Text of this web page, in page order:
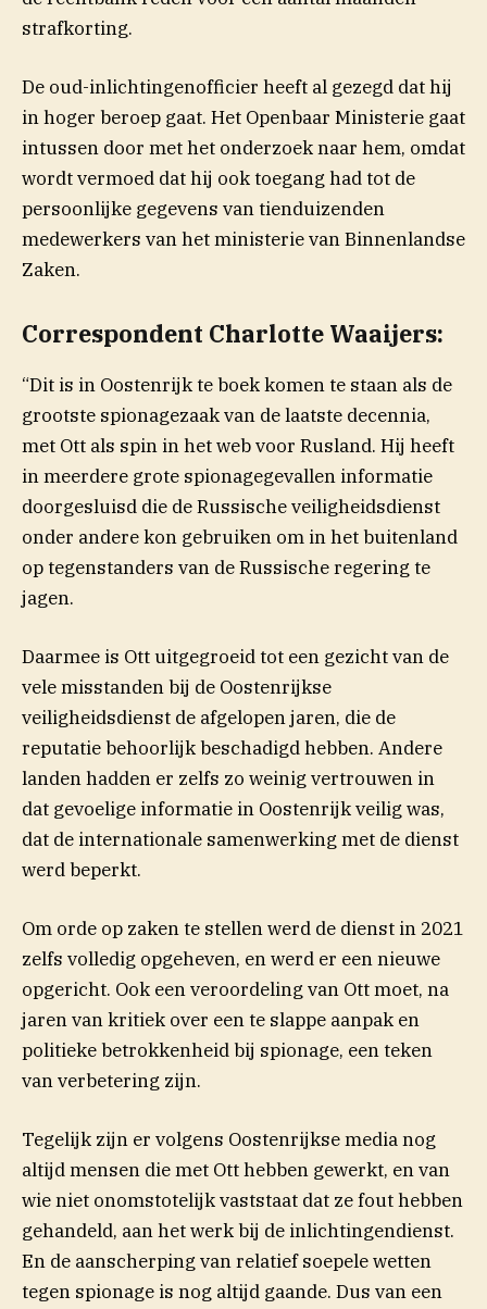
strafkorting.
De oud-inlichtingenofficier heeft al gezegd dat hij
in hoger beroep gaat. Het Openbaar Ministerie gaat
intussen door met het onderzoek naar hem, omdat
wordt vermoed dat hij ook toegang had tot de
persoonlijke gegevens van tienduizenden
medewerkers van het ministerie van Binnenlandse
Zaken.
Correspondent Charlotte Waaijers:
“Dit is in Oostenrijk te boek komen te staan als de
grootste spionagezaak van de laatste decennia,
met Ott als spin in het web voor Rusland. Hij heeft
in meerdere grote spionagegevallen informatie
doorgesluisd die de Russische veiligheidsdienst
onder andere kon gebruiken om in het buitenland
op tegenstanders van de Russische regering te
jagen.
Daarmee is Ott uitgegroeid tot een gezicht van de
vele misstanden bij de Oostenrijkse
veiligheidsdienst de afgelopen jaren, die de
reputatie behoorlijk beschadigd hebben. Andere
landen hadden er zelfs zo weinig vertrouwen in
dat gevoelige informatie in Oostenrijk veilig was,
dat de internationale samenwerking met de dienst
werd beperkt.
Om orde op zaken te stellen werd de dienst in 2021
zelfs volledig opgeheven, en werd er een nieuwe
opgericht. Ook een veroordeling van Ott moet, na
jaren van kritiek over een te slappe aanpak en
politieke betrokkenheid bij spionage, een teken
van verbetering zijn.
Tegelijk zijn er volgens Oostenrijkse media nog
altijd mensen die met Ott hebben gewerkt, en van
wie niet onomstotelijk vaststaat dat ze fout hebben
gehandeld, aan het werk bij de inlichtingendienst.
En de aanscherping van relatief soepele wetten
tegen spionage is nog altijd gaande. Dus van een